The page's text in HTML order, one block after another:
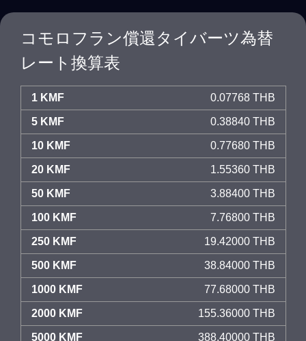
コモロフラン償還タイバーツ為替
レート換算表
1 KMF 0.07768 THB
5 KMF 0.38840 THB
10 KMF 0.77680 THB
20 KMF 1.55360 THB
50 KMF 3.88400 THB
100 KMF 7.76800 THB
250 KMF 19.42000 THB
500 KMF 38.84000 THB
1000 KMF 77.68000 THB
2000 KMF 155.36000 THB
5000 KMF 388.40000 THB